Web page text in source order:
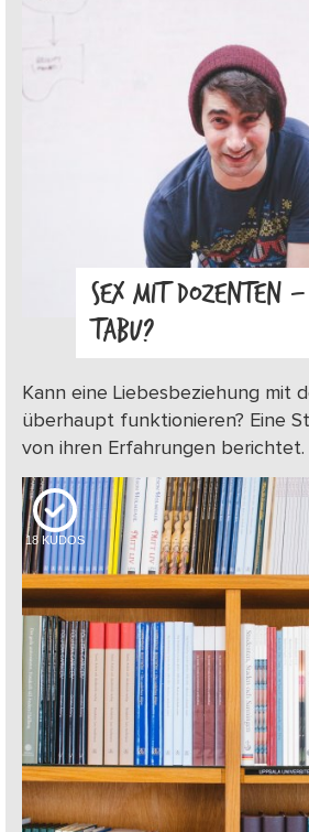
SEX MIT DOZENTEN
TABU?
Kann eine Liebesbeziehung mit
überhaupt funktionieren? Eine
von ihren Erfahrungen berichtet.
18 KUDOS